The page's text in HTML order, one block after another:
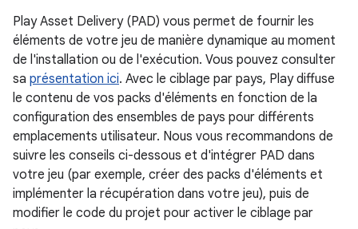
Play Asset Delivery (PAD) vous permet de fournir les
éléments de votre jeu de manière dynamique au moment
de l'installation ou de l'exécution. Vous pouvez consulter
sa présentation ici. Avec le ciblage par pays, Play diffuse
le contenu de vos packs d'éléments en fonction de la
configuration des ensembles de pays pour différents
emplacements utilisateur. Nous vous recommandons de
suivre les conseils ci-dessous et d'intégrer PAD dans
votre jeu (par exemple, créer des packs d'éléments et
implémenter la récupération dans votre jeu), puis de
modifier le code du projet pour activer le ciblage par